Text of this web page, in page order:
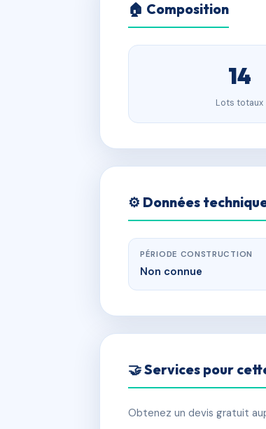
🏠 Composition
14
Lots totaux
⚙️ Données
PÉRIODE CONSTRUCTION
Non connue
🤝 Services pour
Obtenez un devis gratuit